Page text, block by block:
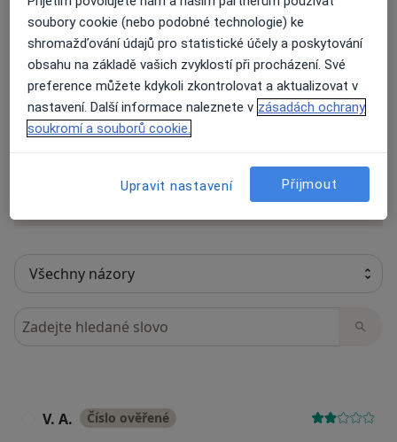
35 názorů
Recenze pacientů jsou pro nás důležité.
odstranění nebo změnu recenze pacienta.
Další informace.Další informace o názorech
Hledejte v názorech
V. A. Číslo ověřené
soubory cookie (nebo podobné technologie) ke
shromažďování údajů pro statistické účely a poskytování
obsahu na základě vašich zvyklostí při procházení. Své
preference můžete kdykoli zkontrolovat a aktualizovat v
nastavení. Další informace naleznete v zásadách ochrany
soukromí a souborů cookie.
Upravit nastavení Přijmout